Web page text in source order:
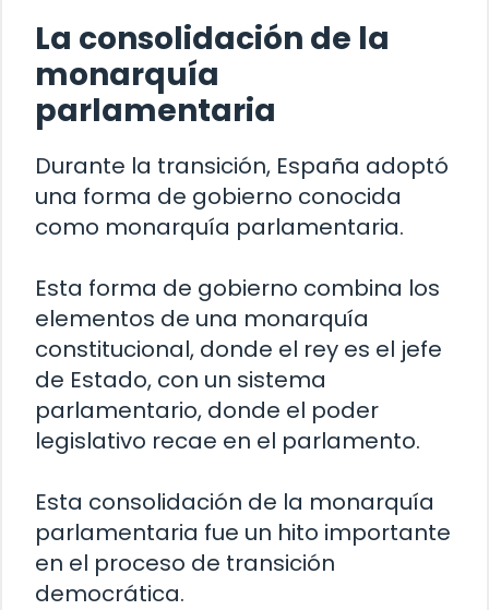
La consolidación de la
monarquía
parlamentaria
Durante la transición, España adoptó
una forma de gobierno conocida
como monarquía parlamentaria.
Esta forma de gobierno combina los
elementos de una monarquía
constitucional, donde el rey es el jefe
de Estado, con un sistema
parlamentario, donde el poder
legislativo recae en el parlamento.
Esta consolidación de la monarquía
parlamentaria fue un hito importante
en el proceso de transición
democrática.